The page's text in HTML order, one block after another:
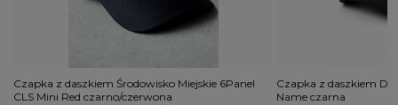
Czapka z daszkiem Środowisko Miejskie 6Panel
CLS Mini Red czarno/czerwona
Czapka z daszkiem
Name czarna